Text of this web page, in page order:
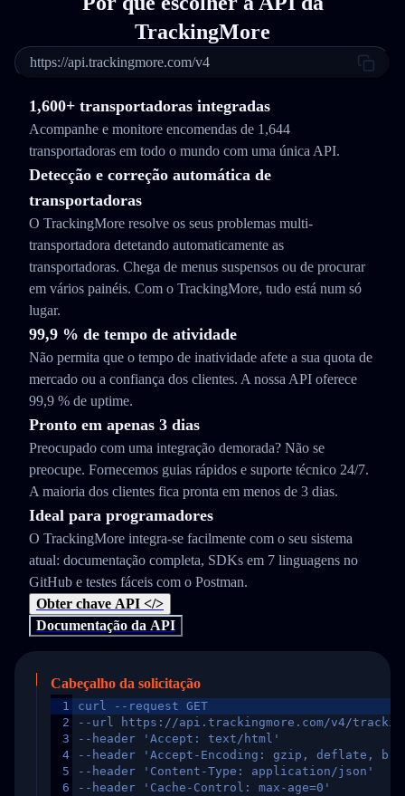
TrackingMore
https://api.trackingmore.com/v4
1,600+ transportadoras integradas
Acompanhe e monitore encomendas de 1,644
transportadoras em todo o mundo com uma única API.
Detecção e correção automática de
transportadoras
O TrackingMore resolve os seus problemas multi-
transportadora detetando automaticamente as
transportadoras. Chega de menus suspensos ou de procurar
em vários painéis. Com o TrackingMore, tudo está num só
lugar.
99,9 % de tempo de atividade
Não permita que o tempo de inatividade afete a sua quota de
mercado ou a confiança dos clientes. A nossa API oferece
99,9 % de uptime.
Pronto em apenas 3 dias
Preocupado com uma integração demorada? Não se
preocupe. Fornecemos guias rápidos e suporte técnico 24/7.
A maioria dos clientes fica pronta em menos de 3 dias.
Ideal para programadores
O TrackingMore integra-se facilmente com o seu sistema
atual: documentação completa, SDKs em 7 linguagens no
GitHub e testes fáceis com o Postman.
Obter chave API </>
Documentação da API
Cabeçalho da solicitação
1
2
3
4
5
6
curl --request GET
--url https://api.trackingmore.com/v4/trackings/
--header 'Accept: text/html'
--header 'Accept-Encoding: gzip, deflate,
--header 'Content-Type: application/json'
--header 'Cache-Control: max-age=0'